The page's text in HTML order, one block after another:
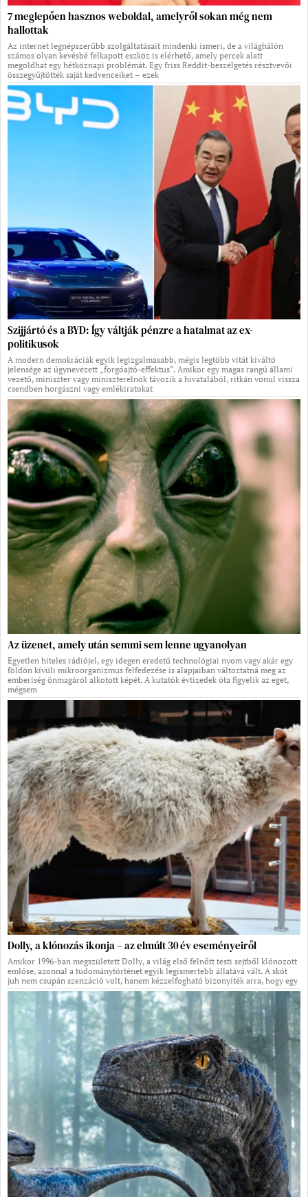
7 meglepően hasznos weboldal, amelyről sokan még nem
hallottak
Az internet legnépszerűbb szolgáltatásait mindenki ismeri, de a világhálón
számos olyan kevésbé felkapott eszköz is elérhető, amely percek alatt
megoldhat egy hétköznapi problémát. Egy friss Reddit-beszélgetés résztvevői
összegyűjtötték saját kedvenceiket – ezek
Szijjártó és a BYD: Így váltják pénzre a hatalmat az ex-
politikusok
A modern demokráciák egyik legizgalmasabb, mégis legtöbb vitát kiváltó
jelensége az úgynevezett „forgóajtó-effektus”. Amikor egy magas rangú állami
vezető, miniszter vagy miniszterelnök távozik a hivatalából, ritkán vonul vissza
csendben horgászni vagy emlékiratokat
Az üzenet, amely után semmi sem lenne ugyanolyan
Egyetlen hiteles rádiójel, egy idegen eredetű technológiai nyom vagy akár egy
földön kívüli mikroorganizmus felfedezése is alapjaiban változtatná meg az
emberiség önmagáról alkotott képét. A kutatók évtizedek óta figyelik az eget,
mégsem
Dolly, a klónozás ikonja – az elmúlt 30 év eseményeiről
Amikor 1996-ban megszületett Dolly, a világ első felnőtt testi sejtből klónozott
emlőse, azonnal a tudománytörténet egyik legismertebb állatává vált. A skót
juh nem csupán szenzáció volt, hanem kézzelfogható bizonyíték arra, hogy egy